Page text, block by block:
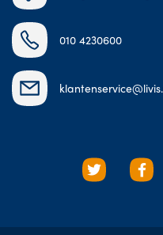
010 4230600